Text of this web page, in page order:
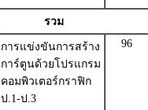
รวม
การแข่งขันการสร้าง
การ์ตูนด้วยโปรแกรม
คอมพิวเตอร์กราฟิก
ป.1-ป.3
96